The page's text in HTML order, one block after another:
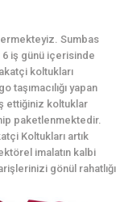
Sumbas
iş günü içerisinde
koltukları
taşımacılığı yapan
ettiğiniz koltuklar
paketlenmektedir.
Koltukları artık
imalatın kalbi
gönül rahatlığı